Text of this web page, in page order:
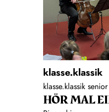
klasse.klassik
klasse.klassik senior
HÖR MAL